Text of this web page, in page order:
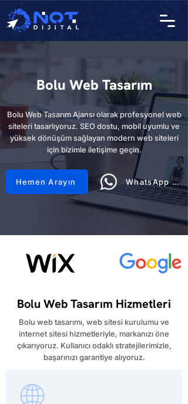
Bolu Web Tasarım
Bolu Web Tasarım Ajansı olarak profesyonel web
siteleri tasarlıyoruz. SEO dostu, mobil uyumlu ve
yüksek dönüşüm sağlayan modern web siteleri
için bizimle iletişime geçin.
Hemen Arayın WhatsApp Hattı
Bolu Web Tasarım Hizmetleri
​Bolu web tasarımı, web sitesi kurulumu ve
internet sitesi hizmetleriyle, markanızı öne
çıkarıyoruz. Kullanıcı odaklı stratejilerimizle,
başarınızı garantiye alıyoruz.